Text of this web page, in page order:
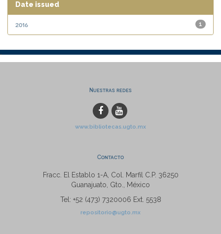
Date issued
1
2016
Nuestras redes
www.bibliotecas.ugto.mx
Contacto
Fracc. El Establo 1-A, Col. Marfil C.P. 36250
Guanajuato, Gto., México
Tel: +52 (473) 7320006 Ext. 5538
repositorio@ugto.mx